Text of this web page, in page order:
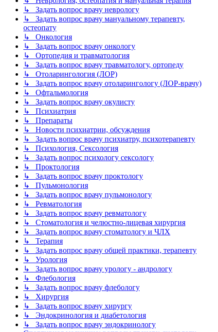
↳ Задать вопрос врачу неврологу
↳ Задать вопрос врачу мануальному терапевту,
остеопату
↳ Онкология
↳ Задать вопрос врачу онкологу
↳ Ортопедия и травматология
↳ Задать вопрос врачу травматологу, ортопеду
↳ Отоларингология (ЛОР)
↳ Задать вопрос врачу отоларингологу (ЛОР-врачу)
↳ Офтальмология
↳ Задать вопрос врачу окулисту
↳ Психиатрия
↳ Препараты
↳ Новости психиатрии, обсуждения
↳ Задать вопрос врачу психиатру, психотерапевту
↳ Психология, Сексология
↳ Задать вопрос психологу сексологу
↳ Проктология
↳ Задать вопрос врачу проктологу
↳ Пульмонология
↳ Задать вопрос врачу пульмонологу
↳ Ревматология
↳ Задать вопрос врачу ревматологу
↳ Стоматология и челюстно-лицевая хирургия
↳ Задать вопрос врачу стоматологу и ЧЛХ
↳ Терапия
↳ Задать вопрос врачу общей практики, терапевту
↳ Урология
↳ Задать вопрос врачу урологу - андрологу
↳ Флебология
↳ Задать вопрос врачу флебологу
↳ Хирургия
↳ Задать вопрос врачу хирургу
↳ Эндокринология и диабетология
↳ Задать вопрос врачу эндокринологу